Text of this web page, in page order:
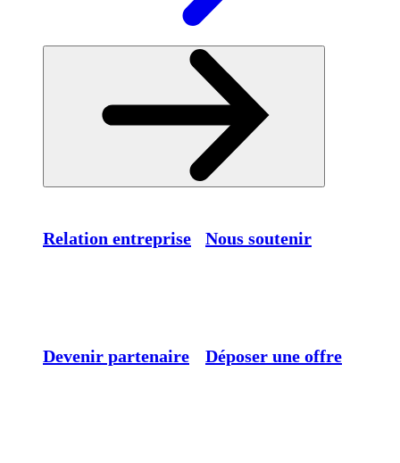
Relation entreprise Nous soutenir
Devenir partenaire Déposer une offre